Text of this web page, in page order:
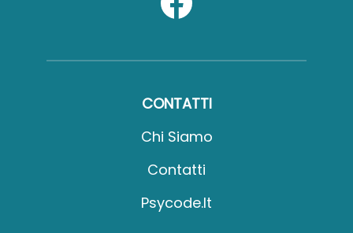
CONTATTI
Chi Siamo
Contatti
Psycode.it